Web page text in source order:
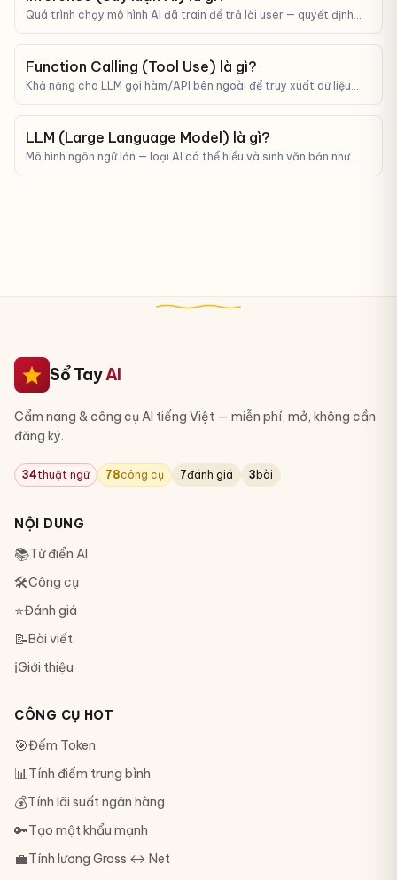
Quá trình chạy mô hình AI đã train để trả lời user — quyết định
Function Calling (Tool Use) là gì?
Khả năng cho LLM gọi hàm/API bên ngoài để truy xuất dữ liệu
LLM (Large Language Model) là gì?
Mô hình ngôn ngữ lớn — loại AI có thể hiểu và sinh văn bản như
Sổ TayAI
Cẩm nang & công cụ AI tiếng Việt — miễn phí, mở, không cần
đăng ký.
34thuật ngữ 78công cụ 7đánh giá 3 bài
NỘI DUNG
📚Từ điển AI
🛠Công cụ
⭐Đánh giá
📝Bài viết
ℹ️Giới thiệu
CÔNG CỤ HOT
🎯Đếm Token
📊Tính điểm trung bình
💰Tính lãi suất ngân hàng
🔑Tạo mật khẩu mạnh
💼Tính lương Gross ↔ Net